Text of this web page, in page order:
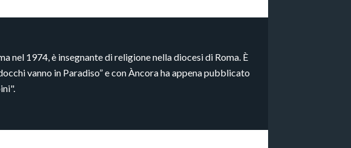
nel 1974, è insegnante di religione nella diocesi di Roma. È
vanno in Paradiso” e con Àncora ha appena pubblicato